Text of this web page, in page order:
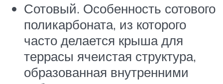
Сотовый. Особенность сотового
поликарбоната, из которого
часто делается крыша для
террасы ячеистая структура,
образованная внутренними